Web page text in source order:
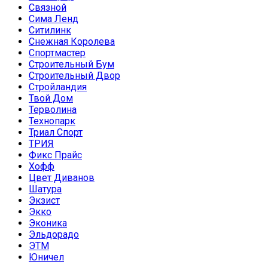
Связной
Сима Ленд
Ситилинк
Снежная Королева
Спортмастер
Строительный Бум
Строительный Двор
Стройландия
Твой Дом
Терволина
Технопарк
Триал Спорт
ТРИЯ
Фикс Прайс
Хофф
Цвет Диванов
Шатура
Экзист
Экко
Эконика
Эльдорадо
ЭТМ
Юничел